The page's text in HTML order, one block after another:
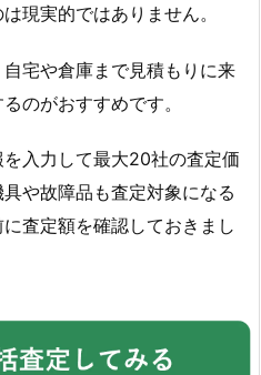
現実的ではありません。
宅や倉庫まで見積もりに来
のがおすすめです。
入力して最大20社の査定価
や故障品も査定対象になる
査定額を確認しておきまし